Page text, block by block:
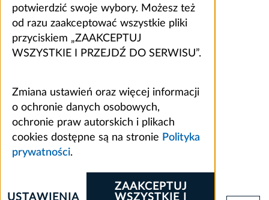
potwierdzić swoje wybory. Możesz też
od razu zaakceptować wszystkie pliki
przyciskiem „ZAAKCEPTUJ
WSZYSTKIE I PRZEJDŹ DO SERWISU”.
Zmiana ustawień oraz więcej informacji
o ochronie danych osobowych,
ochronie praw autorskich i plikach
cookies dostępne są na stronie Polityka
prywatności.
ZAAKCEPTUJ
WSZYSTKIE I
USTAWIENIA